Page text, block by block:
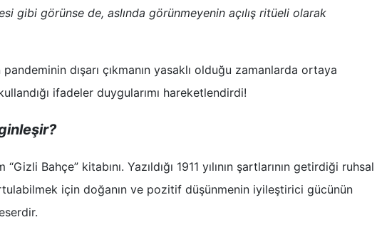
gibi görünse de, aslında görünmeyenin açılış ritüeli olarak
pandeminin dışarı çıkmanın yasaklı olduğu zamanlarda ortaya
ifadeler duygularımı hareketlendirdi!
Bahçe” kitabını. Yazıldığı 1911 yılının şartlarının getirdiği ruhsal
için doğanın ve pozitif düşünmenin iyileştirici gücünün